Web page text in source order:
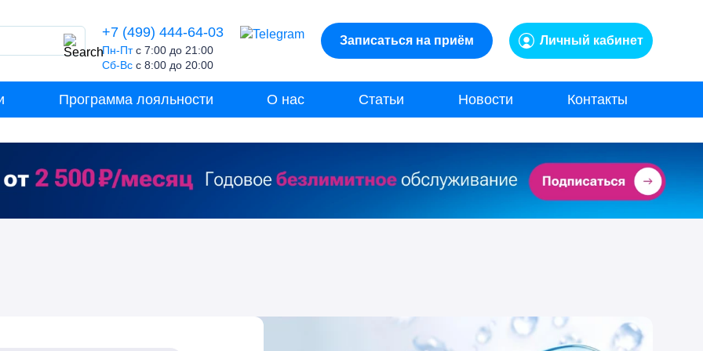
+7 (499) 444-64-03
Пн-Птс 7:00 до 21:00
Сб-Вс с 8:00 до 20:00
Записаться на приём Личный кабинет
Программа лояльности О нас Статьи Новости Контакты